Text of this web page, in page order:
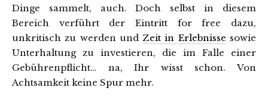
Dinge sammelt, auch. Doch selbst in diesem
Bereich verführt der Eintritt for free dazu,
unkritisch zu werden undZeit in Erlebnisse sowie
Unterhaltung zu investieren, die im Falle einer
Gebührenpflicht… na, Ihr wisst schon. Von
Achtsamkeit keine Spur mehr.